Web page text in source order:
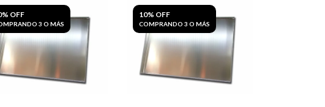
OFF
3 O MÁS
10% OFF
COMPRANDO 3 O MÁS